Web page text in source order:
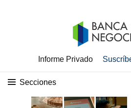
Informe Privado
Secciones